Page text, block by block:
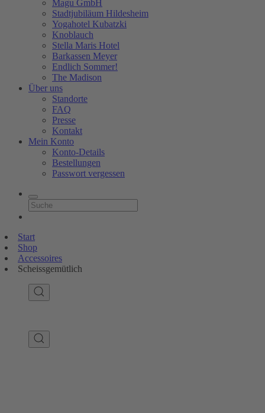
Magu GmbH
Stadtjubiläum Hildesheim
Yogahotel Kubatzki
Knoblauch
Stella Maris Hotel
Barkassen Meyer
Endlich Sommer!
The Madison
Über uns
Standorte
FAQ
Presse
Kontakt
Mein Konto
Konto-Details
Bestellungen
Passwort vergessen
Start
Shop
Accessoires
Scheissgemütlich